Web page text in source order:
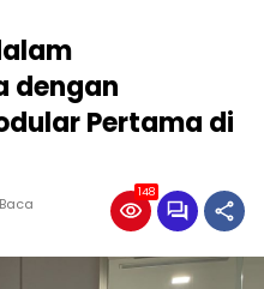
dengan
Pertama di
148